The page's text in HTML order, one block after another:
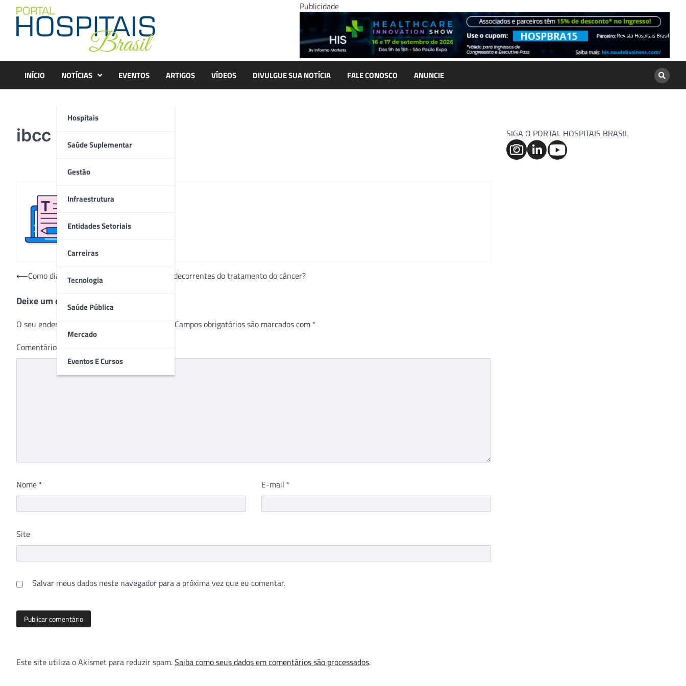
content
Publicidade
INÍCIO NOTÍCIAS
Hospitais
Saúde Suplementar
Gestão
Infraestrutura
Entidades Setoriais
Carreiras
Tecnologia
Saúde Pública
Mercado
Eventos E Cursos
EVENTOS ARTIGOS VÍDEOS DIVULGUE SUA NOTÍCIA FALE CONOSCO ANUNCIE
ibcc
Navegação
Post
⟵Como diagnosticar sintomas neurológicos decorrentes do tratamento do câncer?
Deixe um comentário
O seu endereço de e-mail não será publicado. Campos obrigatórios são marcados com *
Comentário
Nome * E-mail *
Site
Salvar meus dados neste navegador para a próxima vez que eu comentar.
Este site utiliza o Akismet para reduzir spam.Saiba como seus dados em comentários são processados.
SIGA O PORTAL HOSPITAIS BRASIL